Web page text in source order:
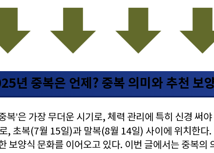
년 중복은 언제? 중복 의미와 추천 보
복’은 가장 무더운 시기로, 체력 관리에 특히 신경 써
로, 초복(7월 15일)과 말복(8월 14일) 사이에 위치한다.
보양식 문화를 이어오고 있다. 이번 글에서는 중복의